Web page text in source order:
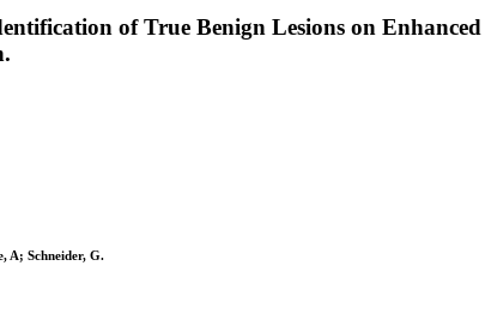
of True Benign Lesions on
A; Schneider, G.